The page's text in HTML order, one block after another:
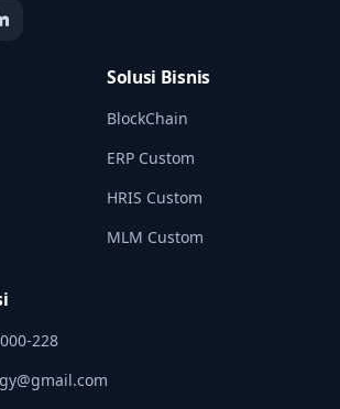
Solusi Bisnis
BlockChain
ERP Custom
HRIS Custom
MLM Custom
228